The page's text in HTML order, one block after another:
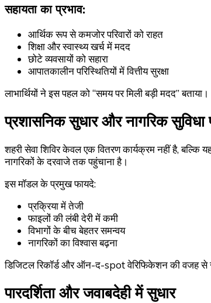
सहायता का प्रभाव:
आर्थिक रूप से कमजोर परिवारों को राहत
शिक्षा और स्वास्थ्य खर्च में मदद
छोटे व्यवसायों को सहारा
आपातकालीन परिस्थितियों में वित्तीय सुरक्षा
लाभार्थियों ने इस पहल को “समय पर मिली बड़ी मदद” बताया।
प्रशासनिक सुधार और नागरिक सुविधा
शहरी सेवा शिविर केवल एक वितरण कार्यक्रम नहीं है,
नागरिकों के दरवाजे तक पहुंचाना है।
इस मॉडल के प्रमुख फायदे:
प्रक्रिया में तेजी
फाइलों की लंबी देरी में कमी
विभागों के बीच बेहतर समन्वय
नागरिकों का विश्वास बढ़ना
डिजिटल रिकॉर्ड और ऑन-द-spot वेरिफिकेशन की वजह से
पारदर्शिता और जवाबदेही में सुधार